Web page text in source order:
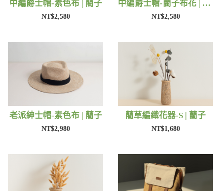
中編爵士帽-素色布 | 藺子
NT$2,580
中編爵士帽-藺子布花 | 藺子
NT$2,580
老派紳士帽-素色布 | 藺子
NT$2,980
藺草編織花器-S | 藺子
NT$1,680